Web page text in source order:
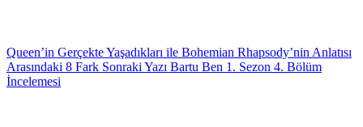
Queen’in Gerçekte Yaşadıkları ile Bohemian Rhapsody’nin Anlatısı
Arasındaki 8 Fark Sonraki Yazı Bartu Ben 1. Sezon 4. Bölüm
İncelemesi